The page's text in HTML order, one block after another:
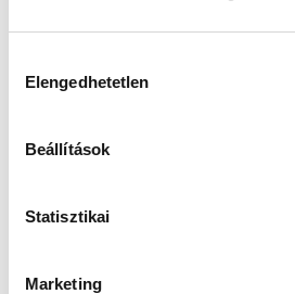
Elengedhetetlen
Beállítások
Statisztikai
Marketing